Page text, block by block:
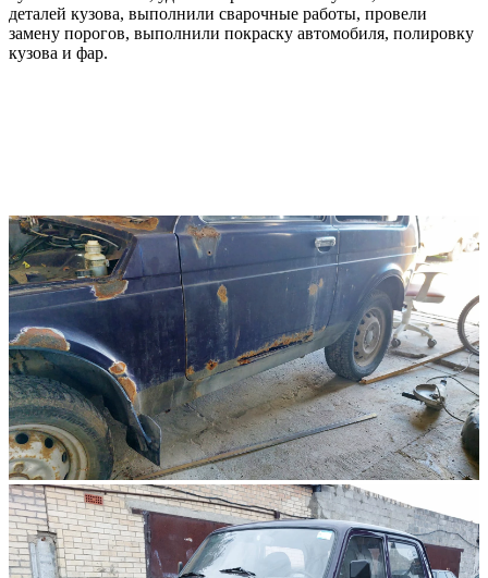
деталей кузова, выполнили сварочные работы, провели
замену порогов, выполнили покраску автомобиля, полировку
кузова и фар.